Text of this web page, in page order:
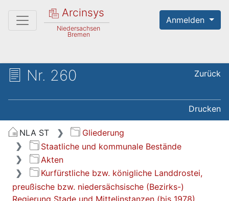
Arcinsys
Niedersachsen
Bremen
Anmelden
Nr. 260 Zurück
Drucken
NLA ST
Gliederung
Staatliche und kommunale Bestände
Akten
Kurfürstliche bzw. königliche Landdrostei,
preußische bzw. niedersächsische (Bezirks-)
Regierung Stade und Mittelinstanzen (bis 1978)